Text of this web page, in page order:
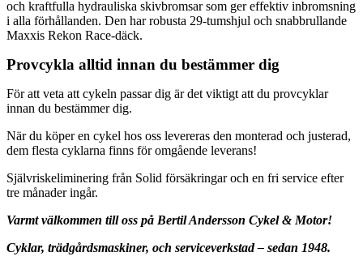
och kraftfulla hydrauliska skivbromsar som ger effektiv inbromsning
i alla förhållanden. Den har robusta 29-tumshjul och snabbrullande
Maxxis Rekon Race-däck.
Provcykla alltid innan du bestämmer dig
För att veta att cykeln passar dig är det viktigt att du provcyklar
innan du bestämmer dig.
När du köper en cykel hos oss levereras den monterad och justerad,
dem flesta cyklarna finns för omgående leverans!
Självriskeliminering från Solid försäkringar och en fri service efter
tre månader ingår.
Varmt välkommen till oss på Bertil Andersson Cykel & Motor!
Cyklar, trädgårdsmaskiner, och serviceverkstad – sedan 1948.